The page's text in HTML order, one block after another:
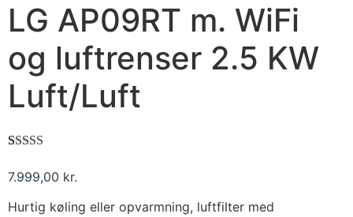
LG AP09RT m. WiFi
og luftrenser 2.5 KW
Luft/Luft
5.00ud af 5
baseret på
7.999,00 kr.
Hurtig køling eller opvarmning, luftfilter med